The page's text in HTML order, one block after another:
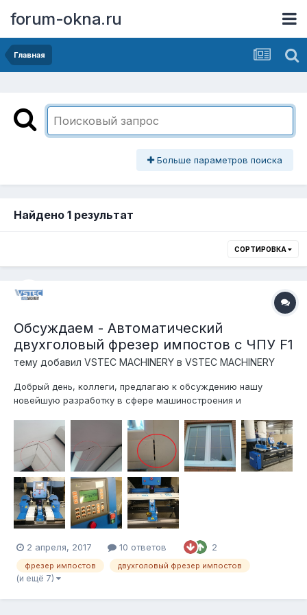
forum-okna.ru
Главная
Больше параметров поиска
Найдено 1 результат
СОРТИРОВКА
Обсуждаем - Автоматический
двухголовый фрезер импостов с ЧПУ F1
тему добавил VSTEC MACHINERY в VSTEC MACHINERY
Добрый день, коллеги, предлагаю к обсуждению нашу
новейшую разработку в сфере машиностроения и
импостов с числовым программным управлением VSTEC F1
Станок прошел испытания в полевых условиях на площадях
оконного завода Лабрадор в Санкт-Пет...
2 апреля, 2017 10 ответов 2
фрезер импостов двухголовый фрезер импостов
(и ещё 7)